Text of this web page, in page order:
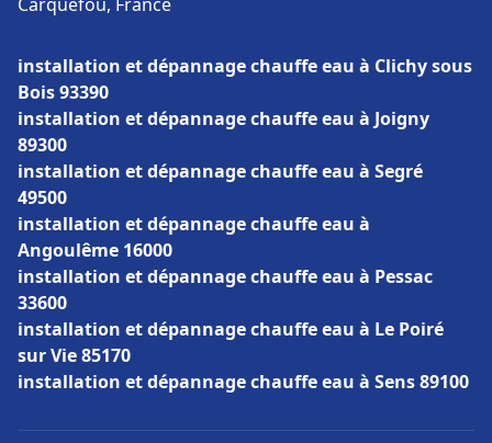
installation et dépannage chauffe eau à Clichy sous
Bois 93390
installation et dépannage chauffe eau à Joigny
89300
installation et dépannage chauffe eau à Segré
49500
installation et dépannage chauffe eau à
Angoulême 16000
installation et dépannage chauffe eau à Pessac
33600
installation et dépannage chauffe eau à Le Poiré
sur Vie 85170
installation et dépannage chauffe eau à Sens 89100